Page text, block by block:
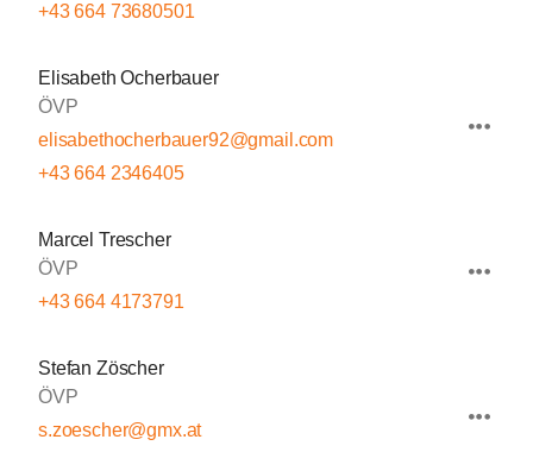
+43 664 73680501
Elisabeth Ocherbauer
ÖVP
elisabethocherbauer92@gmail.com
+43 664 2346405
Marcel Trescher
ÖVP
+43 664 4173791
Stefan Zöscher
ÖVP
s.zoescher@gmx.at